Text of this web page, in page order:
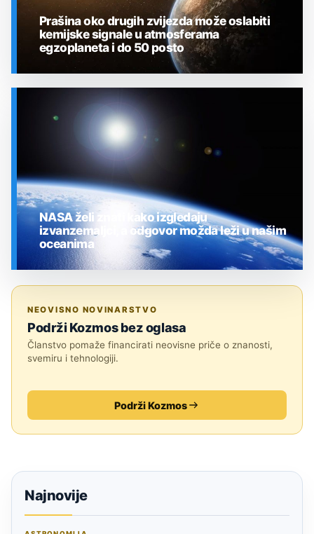
Prašina oko drugih zvijezda može oslabiti
kemijske signale u atmosferama
egzoplaneta i do 50 posto
NASA želi znati kako izgledaju
izvanzemaljci, a odgovor možda leži u našim
oceanima
NEOVISNO NOVINARSTVO
Podrži Kozmos bez oglasa
Članstvo pomaže financirati neovisne priče o znanosti,
svemiru i tehnologiji.
Podrži Kozmos
Najnovije